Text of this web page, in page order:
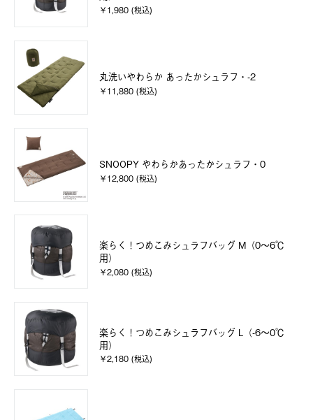
￥1,980 (税込)
丸洗いやわらか あったかシュラフ・-2
￥11,880 (税込)
SNOOPY やわらかあったかシュラフ・0
￥12,800 (税込)
楽らく！つめこみシュラフバッグ M（0～6℃
用）
￥2,080 (税込)
楽らく！つめこみシュラフバッグ L（-6～0℃
用）
￥2,180 (税込)